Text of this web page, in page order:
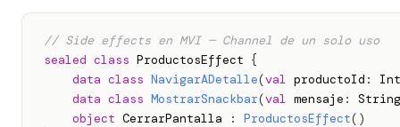
// Side effects en MVI — Channel de un solo uso
sealed class ProductosEffect {
data class NavigarADetalle(val productoId :
Int
data class MostrarSnackbar(val mensaje :
String
object CerrarPantalla : ProductosEffect( )